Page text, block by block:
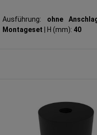
Ausführung: ohne
Montageset
H (mm): 40